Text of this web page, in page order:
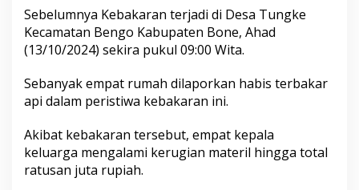
Sebelumnya Kebakaran terjadi di Desa Tungke
Kecamatan Bengo Kabupaten Bone, Ahad
(13/10/2024) sekira pukul 09:00 Wita.
Sebanyak empat rumah dilaporkan habis terbakar
api dalam peristiwa kebakaran ini.
Akibat kebakaran tersebut, empat kepala
keluarga mengalami kerugian materil hingga total
ratusan juta rupiah.